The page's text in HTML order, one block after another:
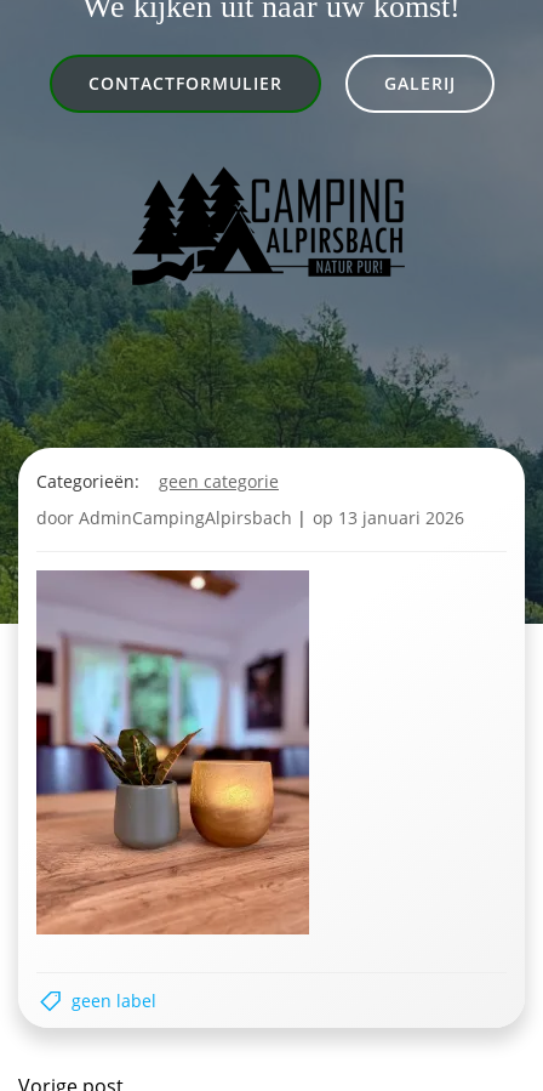
CONTACTFORMULIER GALERIJ
Categorieën:
geen categorie
door AdminCampingAlpirsbach | op 13 januari 2026
geen label